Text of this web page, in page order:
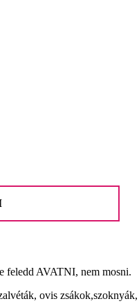
feledd AVATNI, nem mosni.
ovis